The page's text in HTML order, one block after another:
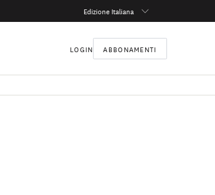
Edizione Italiana
LOGIN ABBONAMENTI